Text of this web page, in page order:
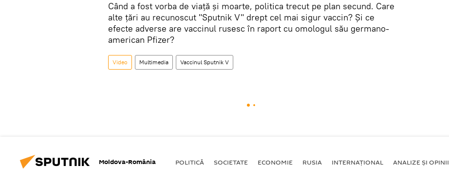
Când a fost vorba de viață și moarte, politica trecut pe plan secund. Care
alte țări au recunoscut "Sputnik V" drept cel mai sigur vaccin? Și ce
efecte adverse are vaccinul rusesc în raport cu omologul său germano-
american Pfizer?
Video Multimedia Vaccinul Sputnik V
Moldova-România POLITICĂ SOCIETATE ECONOMIE RUSIA INTERNAŢIONAL ANALIZE ȘI OPINII